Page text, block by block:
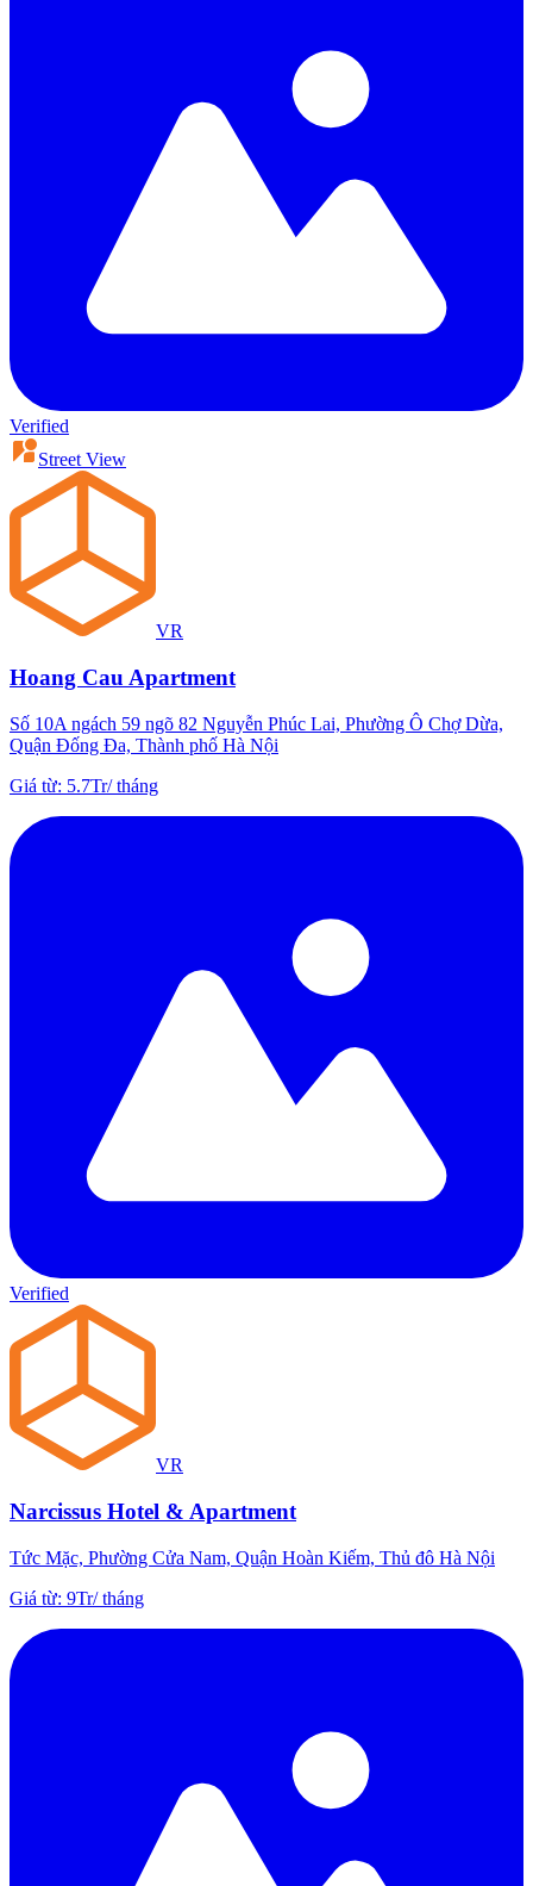
Verified
Street View
VR
Hoang Cau Apartment
Số 10A ngách 59 ngõ 82 Nguyễn Phúc Lai, Phường Ô Chợ Dừa,
Quận Đống Đa, Thành phố Hà Nội
Giá từ: 5.7Tr/tháng
Verified
VR
Narcissus Hotel & Apartment
Tức Mặc, Phường Cửa Nam, Quận Hoàn Kiếm, Thủ đô Hà Nội
Giá từ: 9Tr/tháng